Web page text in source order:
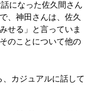
になった佐久間さん
、神田さんは、佐久
せる」と言っていま
のことについて他の
カジュアルに話して